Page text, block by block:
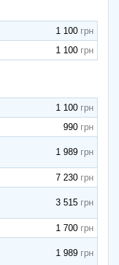
1 100
1 100
1 100
990
1 989
7 230
3 515
1 700
1 989